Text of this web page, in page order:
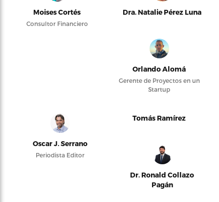
Moises Cortés
Consultor Financiero
Dra. Natalie Pérez Luna
Orlando Alomá
Gerente de Proyectos en un
Startup
Oscar J. Serrano
Periodista Editor
Tomás Ramírez
Dr. Ronald Collazo
Pagán